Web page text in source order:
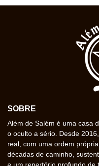
SOBRE
Além de Salém é uma casa
o oculto a sério. Desde
real, com uma ordem
décadas de caminho,